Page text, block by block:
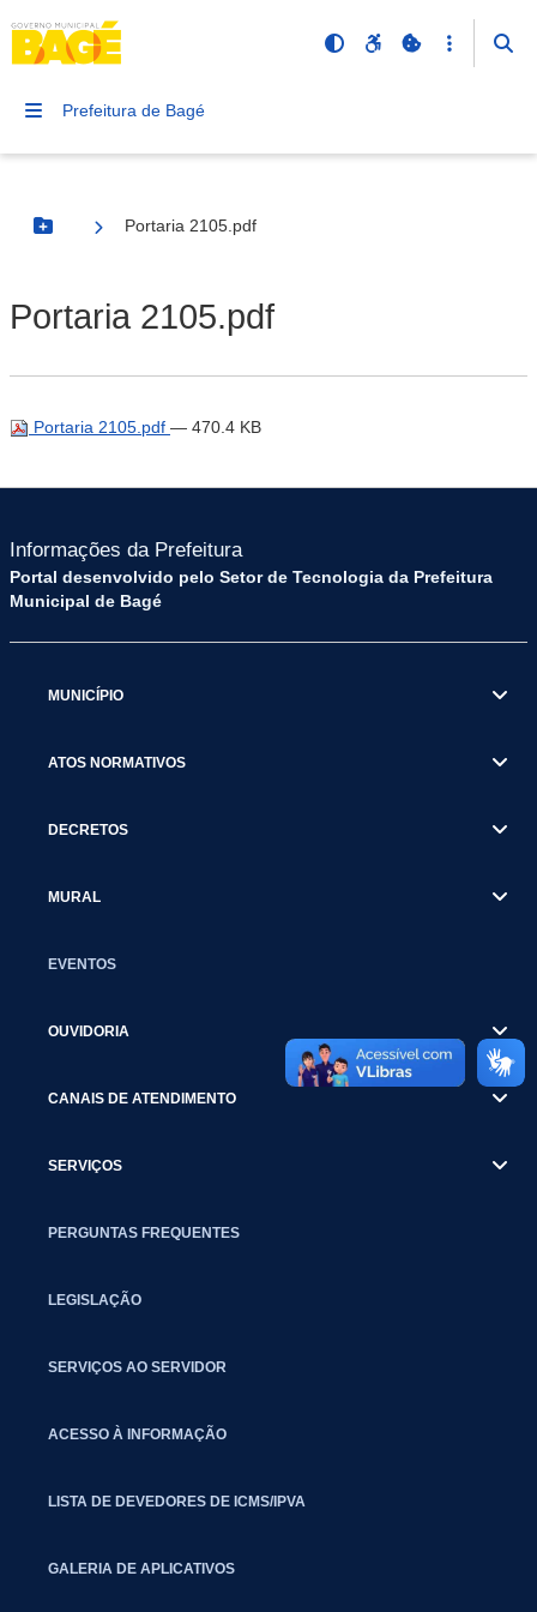
Prefeitura de Bagé
Botão Menu
Portaria 2105.pdf
Portaria 2105.pdf
Portaria 2105.pdf — 470.4 KB
Informações da Prefeitura
Portal desenvolvido pelo Setor de Tecnologia da Prefeitura
Municipal de Bagé
MUNICÍPIO
ATOS NORMATIVOS
DECRETOS
MURAL
EVENTOS
OUVIDORIA
CANAIS DE ATENDIMENTO
SERVIÇOS
PERGUNTAS FREQUENTES
LEGISLAÇÃO
SERVIÇOS AO SERVIDOR
ACESSO À INFORMAÇÃO
LISTA DE DEVEDORES DE ICMS/IPVA
GALERIA DE APLICATIVOS